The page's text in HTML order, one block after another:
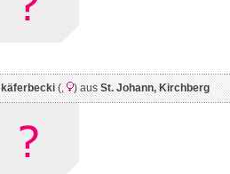
käferbecki(, ) ausSt. Johann, Kirchberg